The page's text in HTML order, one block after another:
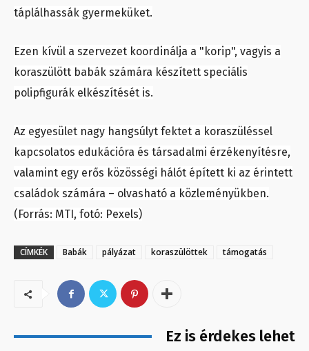
táplálhassák gyermeküket.
Ezen kívül a szervezet koordinálja a "korip", vagyis a
koraszülött babák számára készített speciális
polipfigurák elkészítését is.
Az egyesület nagy hangsúlyt fektet a koraszüléssel
kapcsolatos edukációra és társadalmi érzékenyítésre,
valamint egy erős közösségi hálót épített ki az érintett
családok számára – olvasható a közleményükben.
(Forrás: MTI, fotó: Pexels)
CÍMKÉK Babák pályázat koraszülöttek támogatás
Ez is érdekes lehet